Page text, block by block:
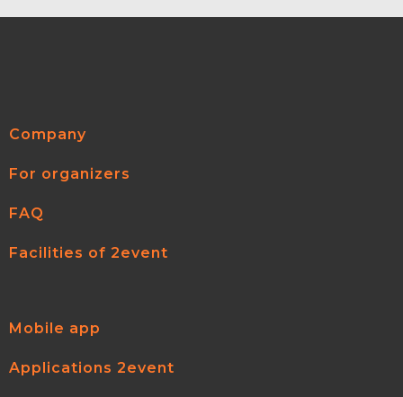
Company
For organizers
FAQ
Facilities of 2event
Mobile app
Applications 2event